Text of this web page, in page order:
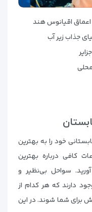
اعماق اقیانوس هند
جذاب زیر آب
خود را به بهترین
کافی درباره بهترین
سواحل بی‌نظیر و
دارند که هر کدام از
برای شما شوند. در این